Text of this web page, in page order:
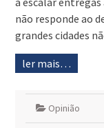
não responde ao
grandes cidades
ler mais…
Opinião